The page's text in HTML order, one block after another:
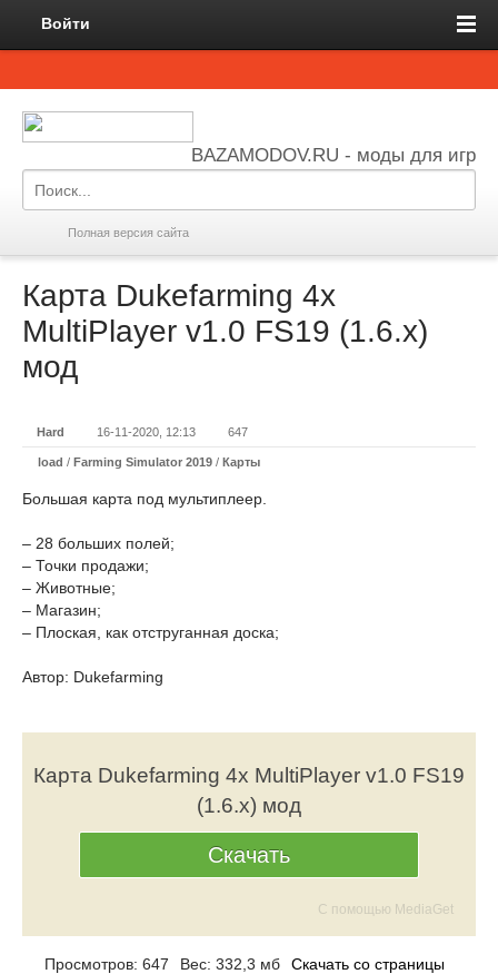
Войти
BAZAMODOV.RU - моды для игр
Полная версия сайта
Карта Dukefarming 4x
MultiPlayer v1.0 FS19 (1.6.x)
мод
Hard 16-11-2020, 12:13 647
load / Farming Simulator 2019 / Карты
Большая карта под мультиплеер.
– 28 больших полей;
– Точки продажи;
– Животные;
– Магазин;
– Плоская, как отструганная доска;
Автор: Dukefarming
Карта Dukefarming 4x MultiPlayer v1.0 FS19
(1.6.x) мод
Скачать
С помощью MediaGet
Просмотров: 647 Вес: 332,3 мб
Скачать со страницы